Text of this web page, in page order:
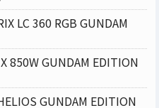
LC 360 RGB GUNDAM
850W GUNDAM EDITION
GUNDAM EDITION